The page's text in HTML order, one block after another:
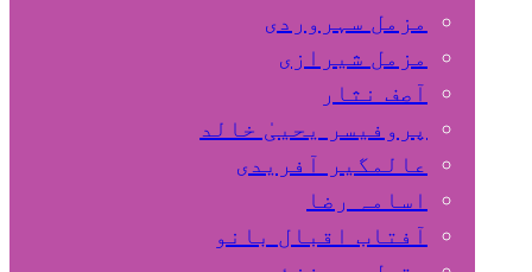
مزمل سہروردی
مزمل شیرازی
آصف نثار
پروفیسر یحییٰ خالد
عالمگیر آفریدی
اسامہ رضا
آفتاب اقبال بانو